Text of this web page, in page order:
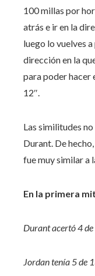
100 millas por
atrás e ir en la
luego lo vuelves
dirección en la
para poder hacer
12″.
Las similitudes
Durant. De
fue muy similar a
En la primera
Durant acertó 4
Jordan tenía 5 de